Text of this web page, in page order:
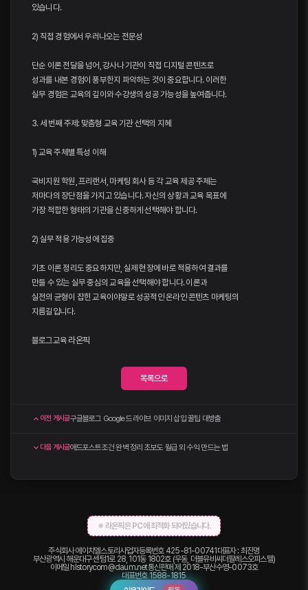
있습니다.
2) 직접 경험에서 우러나오는 전문성
단순 이론 전달을 넘어, 강사나 기관이 직접 디지털 콘텐츠로
성과를 내본 경험이 풍부한지 파악하는 것이 중요합니다. 이러한
실무 경험은 교육의 깊이와 수강생의 성공 가능성을 높여줍니다.
3. 세 번째 주제: 맞춤형 교육 기관 선택의 지혜
1) 교육 주체별 특성 이해
국비지원 학원, 프리랜서, 마케팅 회사 등 각 교육 제공 주체는
저마다의 장단점을 가지고 있습니다. 자신의 상황과 교육 목표에
가장 적합한 형태의 기관을 신중하게 선택해야 합니다.
2) 실무 적용 가능성에 집중
기초 이론 정리도 중요하지만, 실제 현장에 바로 적용하여 결과를
만들 수 있는 실무 중심의 교육을 선택해야 합니다. 이론과
실전의 균형이 잡힌 교육이야말로 성공적인 온라인 콘텐츠 마케팅의
지름길입니다.
블로그교육 라온픽
목록으로
이전 게시글구글블로그 Google 드라이브 이미지 삽입 꿀팁 대방출
다음 게시글애드포스트조건 완벽 정리 초보도 월급 외 수익 만드는 법
※ 라온픽은 PC에 최적화 되어있습니다.
주식회사 에이치엘스토리사업자등록번호 425-81-00741대표자 : 최진명
부산광역시 해운대구 센텀1로 28, 101동 1802호 (우동, 더블유비씨더팔레스오피스텔)
이메일 hlstorycom@daum.net통신판매 제 2018-부산수영-0073호
대표번호1588-1815